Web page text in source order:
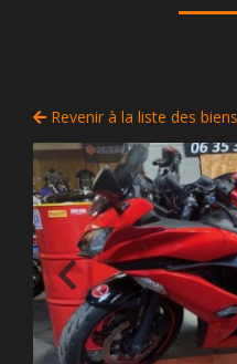
Revenir à la liste des biens